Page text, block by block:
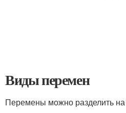
Виды перемен
Перемены можно разделить на